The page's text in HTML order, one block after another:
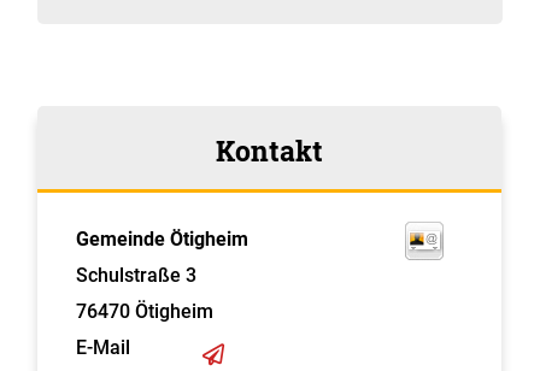
Kontakt
Gemeinde Ötigheim
Schulstraße 3
76470 Ötigheim
E-Mail